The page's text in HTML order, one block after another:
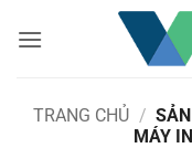
qua
TRANG CHỦ /
MÁY